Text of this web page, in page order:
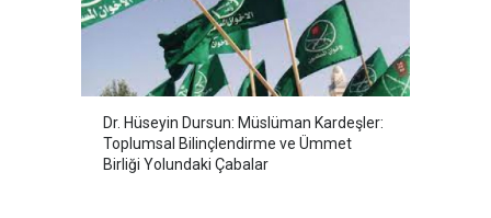
Dr. Hüseyin Dursun: Müslüman Kardeşler:
Toplumsal Bilinçlendirme ve Ümmet
Birliği Yolundaki Çabalar